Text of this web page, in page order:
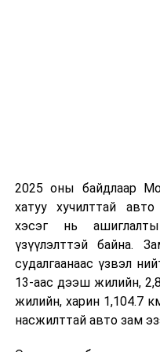
10 метр, зарим
ширүүсэж, 22-нд
нд говь талын
ширүүснэ. Алтай,
нутаг, Завхан голын
Туул, Тэрэлж голын
өдөртөө 17-22 хэм, Их
нутгийн өмнөд
2025 оны байдлаар
хатуу хучилттай
хэсэг нь
үзүүлэлттэй байна.
судалгаанаас үзвэл
13-аас дээш жилийн,
жилийн, харин 1,104.7
насжилттай авто зам